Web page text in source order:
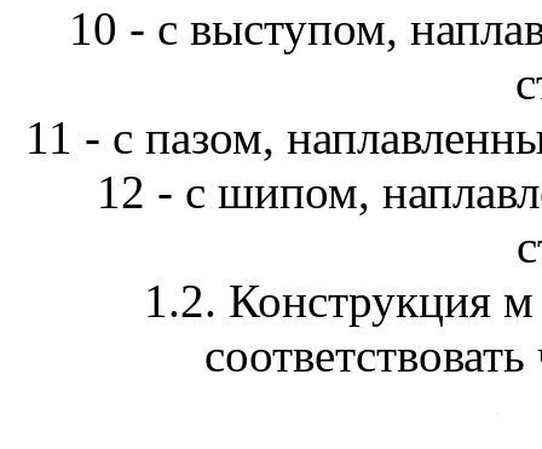
10 - с выступом,
11 - с пазом,
12 - с шипом,
1.2. Конструкция